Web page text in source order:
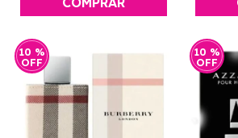
10 %
OFF
10 %
OFF